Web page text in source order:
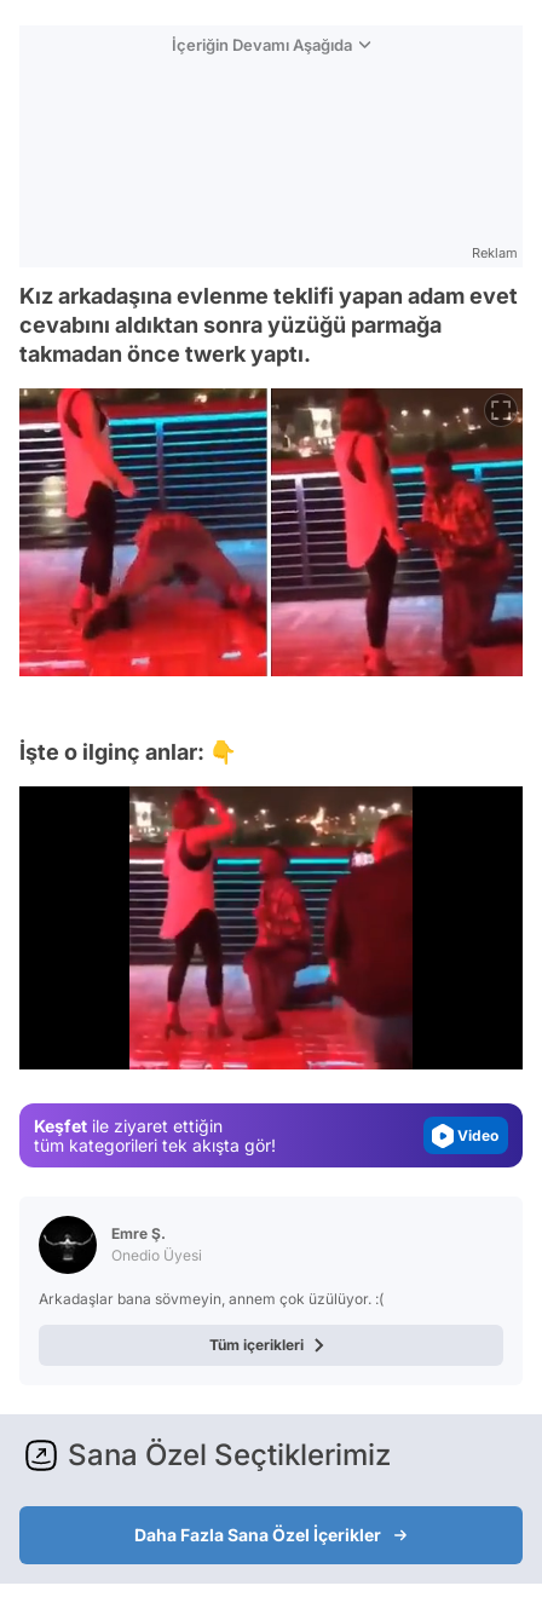
İçeriğin Devamı Aşağıda
Reklam
Kız arkadaşına evlenme teklifi yapan adam evet
cevabını aldıktan sonra yüzüğü parmağa
takmadan önce twerk yaptı.
İşte o ilginç anlar: 👇
Keşfet ile ziyaret ettiğin
tüm kategorileri tek akışta gör!
Video
Emre Ş.
Onedio Üyesi
Arkadaşlar bana sövmeyin, annem çok üzülüyor. :(
Tüm içerikleri
Sana Özel Seçtiklerimiz
Daha Fazla Sana Özel İçerikler